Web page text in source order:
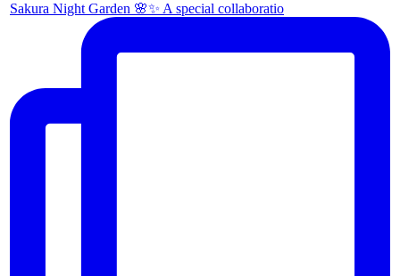
Sakura Night Garden 🌸✨ A special collaboratio